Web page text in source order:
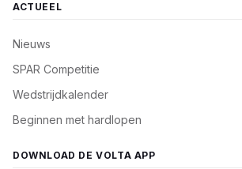
ACTUEEL
Nieuws
SPAR Competitie
Wedstrijdkalender
Beginnen met hardlopen
DOWNLOAD DE VOLTA APP